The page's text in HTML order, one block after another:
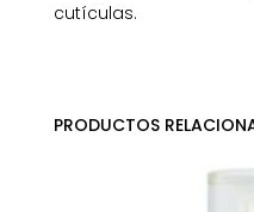
cutículas.
PRODUCTOS